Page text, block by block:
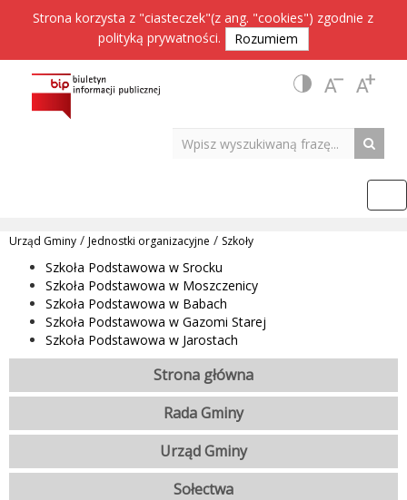
Strona korzysta z "ciasteczek"(z ang. "cookies") zgodnie z
polityką prywatności. Rozumiem
Urząd Gminy / Jednostki organizacyjne / Szkoły
Szkoła Podstawowa w Srocku
Szkoła Podstawowa w Moszczenicy
Szkoła Podstawowa w Babach
Szkoła Podstawowa w Gazomi Starej
Szkoła Podstawowa w Jarostach
Strona główna
Rada Gminy
Urząd Gminy
Sołectwa